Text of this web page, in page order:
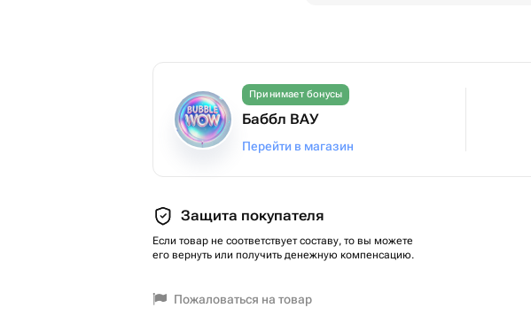
Принимает бонусы
Баббл ВАУ
Перейти в магазин
Защита покупателя
Если товар не соответствует составу, то вы можете
его вернуть или получить денежную компенсацию.
Пожаловаться на товар